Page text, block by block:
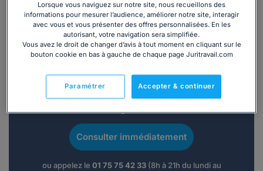
3 devis en 48h
Vous souhaitez une consultation par
téléphone ?
Consulter immédiatement
ou appelez le 01 75 75 42 33(8h à 21h du lundi au
Lorsque vous naviguez sur notre site, nous recueillons des
informations pour mesurer l’audience, améliorer notre site, interagir
avec vous et vous présenter des offres personnalisées. En les
autorisant, votre navigation sera simplifiée.
Vous avez le droit de changer d’avis à tout moment en cliquant sur le
bouton cookie en bas à gauche de chaque page Juritravail.com
Accepter & continuer
Paramétrer